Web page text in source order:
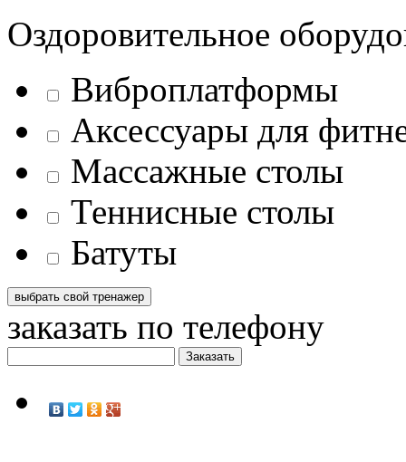
Оздоровительное
Виброплатформы
Аксессуары для
Массажные столы
Теннисные столы
Батуты
заказать по телефону